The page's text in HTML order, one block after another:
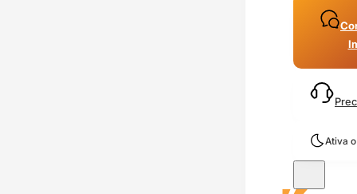
Ativa